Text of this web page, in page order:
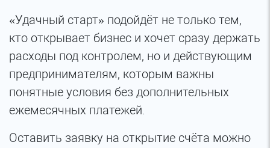
«Удачный старт» подойдёт не только тем,
кто открывает бизнес и хочет сразу держать
расходы под контролем, но и действующим
предпринимателям, которым важны
понятные условия без дополнительных
ежемесячных платежей.
Оставить заявку на открытие счёта можно